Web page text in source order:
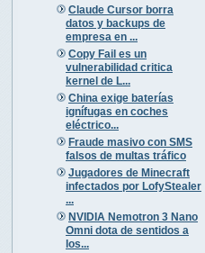
Claude Cursor borra
datos y backups de
empresa en ...
Copy Fail es un
vulnerabilidad critica
kernel de L...
China exige baterías
ignífugas en coches
eléctrico...
Fraude masivo con SMS
falsos de multas tráfico
Jugadores de Minecraft
infectados por LofyStealer
...
NVIDIA Nemotron 3 Nano
Omni dota de sentidos a
los...